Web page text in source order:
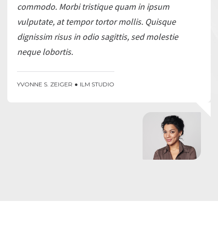
commodo. Morbi tristique quam in ipsum
vulputate, at tempor tortor mollis. Quisque
dignissim risus in odio sagittis, sed molestie
neque lobortis.
YVONNE S. ZEIGER ILM STUDIO